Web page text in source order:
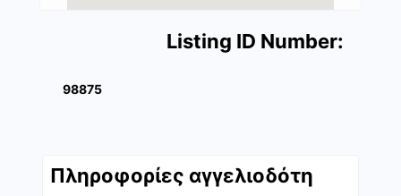
Listing ID Number:
98875
Πληροφορίες αγγελιοδότη